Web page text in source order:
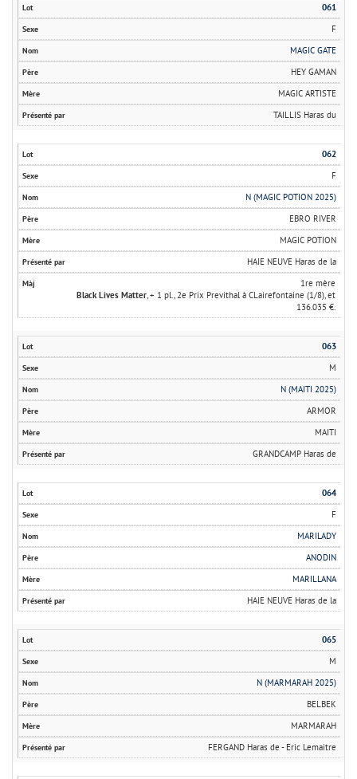
061
F
MAGIC GATE
HEY GAMAN
MAGIC ARTISTE
TAILLIS Haras du
062
F
N (MAGIC POTION 2025)
EBRO RIVER
MAGIC POTION
HAIE NEUVE Haras de la
1re mère
Black Lives Matter , + 1 pl., 2e Prix Previthal à CLairefontaine (1/8), et
136.035 €.
063
M
N (MAITI 2025)
ARMOR
MAITI
GRANDCAMP Haras de
064
F
MARILADY
ANODIN
MARILLANA
HAIE NEUVE Haras de la
065
M
N (MARMARAH 2025)
BELBEK
MARMARAH
FERGAND Haras de - Eric Lemaitre